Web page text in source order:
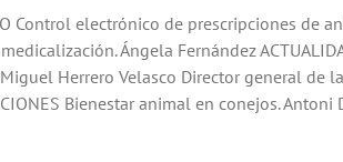
Control electrónico de prescripciones de
Ángela Fernández
Miguel Herrero Velasco Director general de
Bienestar animal en conejos. Antoni